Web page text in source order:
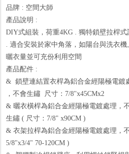
品牌 : 空間大師
產品說明 :
DIY式組裝，荷重4KG . 獨特鎖壁拉桿
. 適合安裝於家中角落，如陽台與洗衣
曬衣量並可充份利用空間
產品配件 :
& 鎖壁連結置衣桿為鋁合金經陽極電鍍
，不會生鏽 尺寸：7/8"x45CMx2
& 曬衣橫桿為鋁合金經陽極電鍍處理，
生鏽 ( 尺寸：7/8" x90CM )
& 衣架拉桿為鋁合金經陽極電鍍處理，
5/8"x3/4" 70-120CM )